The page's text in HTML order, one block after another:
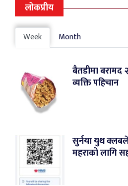
लोकप्रीय
Week Month
बैतडीमा बरामद
व्यक्ति पहिचान
सुर्नया युथ क्लबले
महराको लागि